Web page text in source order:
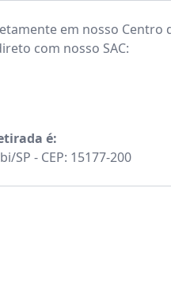
em nosso Centro
com nosso SAC:
é:
SP - CEP: 15177-200